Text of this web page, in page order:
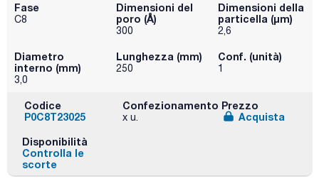
Fase
C8
Dimensioni del
poro (Å)
300
Dimensioni della
particella (μm)
2,6
Diametro
interno (mm)
3,0
Lunghezza (mm)
250
Conf. (unità)
1
Codice
P0C8T23025
Confezionamento
x u.
Prezzo
Acquista
Disponibilità
Controlla le
scorte